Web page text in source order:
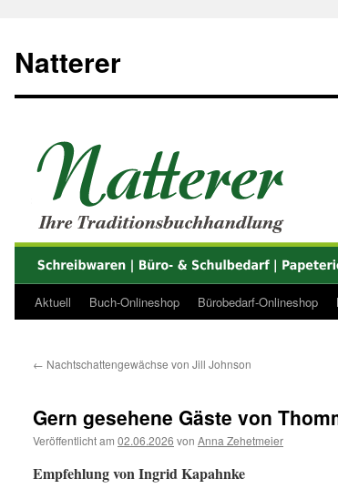
springen
Natterer
Aktuell Buch-Onlineshop Bürobedarf-Onlineshop
← Nachtschattengewächse von Jill Johnson
Gern gesehene Gäste von
Veröffentlicht am 02.06.2026 von Anna Zehetmeier
Empfehlung von Ingrid Kapahnke